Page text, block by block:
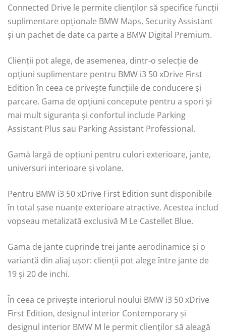
Connected Drive le permite clienților să specifice funcții
suplimentare opționale BMW Maps, Security Assistant
și un pachet de date ca parte a BMW Digital Premium.
Clienții pot alege, de asemenea, dintr-o selecție de
opțiuni suplimentare pentru BMW i3 50 xDrive First
Edition în ceea ce privește funcțiile de conducere și
parcare. Gama de opțiuni concepute pentru a spori și
mai mult siguranța și confortul include Parking
Assistant Plus sau Parking Assistant Professional.
Gamă largă de opțiuni pentru culori exterioare, jante,
universuri interioare și volane.
Pentru BMW i3 50 xDrive First Edition sunt disponibile
în total șase nuanțe exterioare atractive. Acestea includ
vopseau metalizată exclusivă M Le Castellet Blue.
Gama de jante cuprinde trei jante aerodinamice și o
variantă din aliaj ușor: clienții pot alege între jante de
19 și 20 de inchi.
În ceea ce privește interiorul noului BMW i3 50 xDrive
First Edition, designul interior Contemporary și
designul interior BMW M le permit clienților să aleagă